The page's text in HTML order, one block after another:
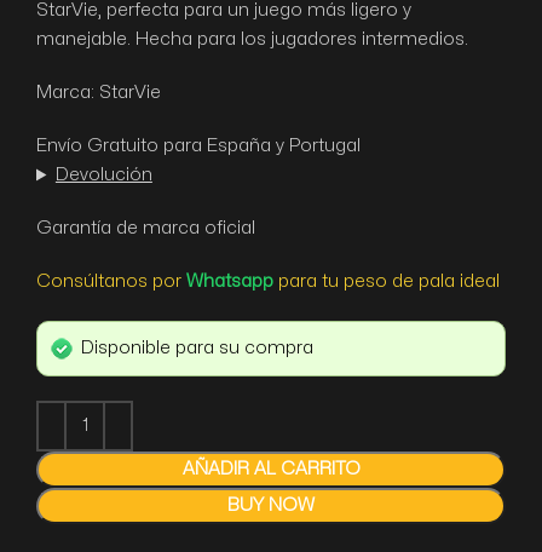
StarVie, perfecta para un juego más ligero y
manejable. Hecha para los jugadores intermedios.
Marca: StarVie
Envío Gratuito para España y Portugal
Devolución
Garantía de marca oficial
Consúltanos por Whatsapp para tu peso de pala ideal
Disponible para su compra
AÑADIR AL CARRITO
BUY NOW